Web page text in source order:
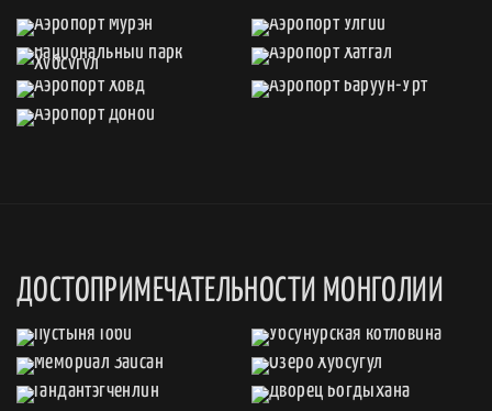
ДОСТОПРИМЕЧАТЕЛЬНОСТИ МОНГОЛИИ